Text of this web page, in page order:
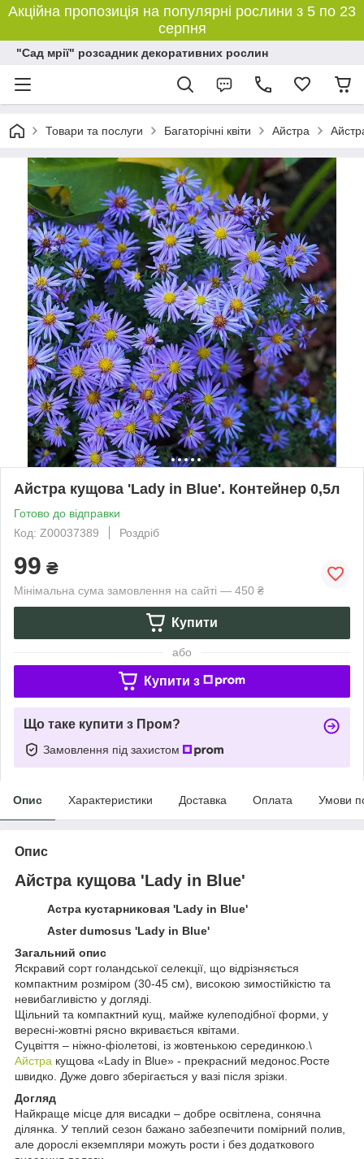
Акційна пропозиція на популярні рослини з 5 по 23
серпня
"Сад мрії" розсадник декоративних рослин
Товари та послуги Багаторічні квіти Айстра
Айстра кущова 'Lady in Blue'. Контейнер 0,5л
Готово до відправки
Код: Z00037389
Роздріб
99 ₴
Мінімальна сума замовлення на сайті — 450 ₴
Купити
або
Купити з
Що таке купити з Пром?
Замовлення під захистом
Опис Характеристики Доставка Оплата Умови
Опис
Айстра кущова 'Lady in Blue'
Астра кустарниковая 'Lady in Blue'
Aster dumosus 'Lady in Blue'
Загальний опис
Яскравий сорт голандської селекції, що відрізняється
компактним розміром (30-45 см), високою зимостійкістю та
невибагливістю у догляді.
Щільний та компактний кущ, майже кулеподібної форми, у
вересні-жовтні рясно вкривається квітами.
Суцвіття – ніжно-фіолетові, із жовтенькою серединкою.\
Айстра кущова «Lady in Blue» - прекрасний медонос.Росте
швидко. Дуже довго зберігається у вазі після зрізки.
Догляд
Найкраще місце для висадки – добре освітлена, сонячна
ділянка. У теплий сезон бажано забезпечити помірний полив,
але дорослі екземпляри можуть рости і без додаткового